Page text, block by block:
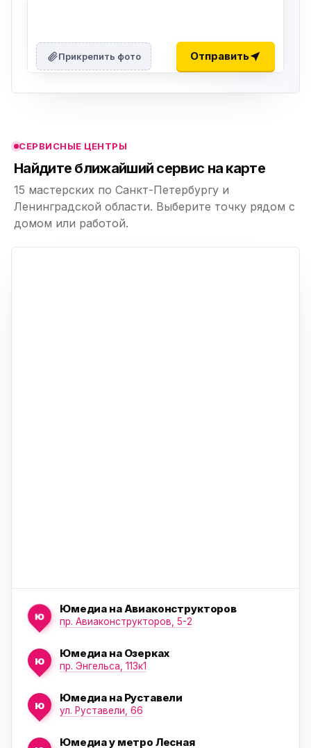
Прикрепить фото Отправить
СЕРВИСНЫЕ ЦЕНТРЫ
Найдите ближайший сервис на карте
15 мастерских по Санкт-Петербургу и
Ленинградской области. Выберите точку рядом с
домом или работой.
ю
Юмедиа на Авиаконструкторов
пр. Авиаконструкторов, 5-2
ю
Юмедиа на Озерках
пр. Энгельса, 113к1
ю
Юмедиа на Руставели
ул. Руставели, 66
Юмедиа у метро Лесная
ю